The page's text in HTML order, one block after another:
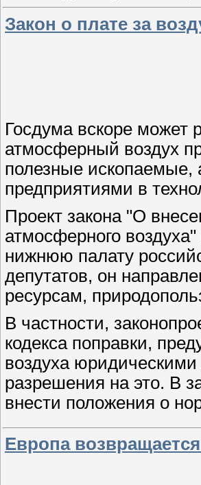
Закон о плате за
Госдума вскоре может
атмосферный воздух
полезные
предприятиями в
Проект закона "О
атмосферного
нижнюю палату
депутатов, он
ресурсам,
В частности,
кодекса поправки,
воздуха
разрешения на это. В
внести положения о
Европа